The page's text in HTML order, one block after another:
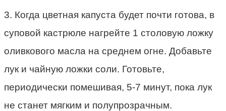
3. Когда цветная капуста будет почти готова, в
суповой кастрюле нагрейте 1 столовую ложку
оливкового масла на среднем огне. Добавьте
лук и чайную ложки соли. Готовьте,
периодически помешивая, 5-7 минут, пока лук
не станет мягким и полупрозрачным.